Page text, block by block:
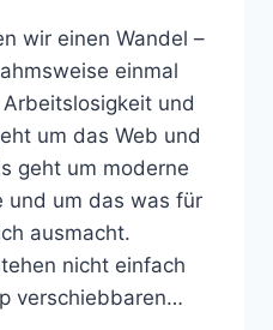
wir einen Wandel –
einmal
und
um das Web und
geht um moderne
und um das was für
ausmacht.
nicht einfach
verschiebbaren…